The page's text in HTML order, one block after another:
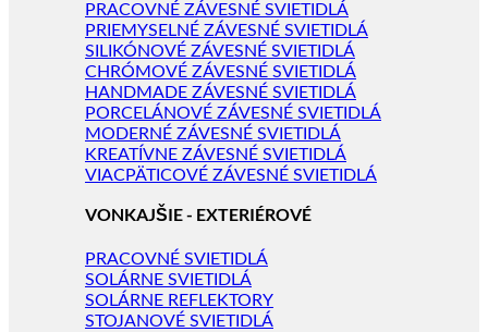
PRACOVNÉ ZÁVESNÉ SVIETIDLÁ
PRIEMYSELNÉ ZÁVESNÉ SVIETIDLÁ
SILIKÓNOVÉ ZÁVESNÉ SVIETIDLÁ
CHRÓMOVÉ ZÁVESNÉ SVIETIDLÁ
HANDMADE ZÁVESNÉ SVIETIDLÁ
PORCELÁNOVÉ ZÁVESNÉ SVIETIDLÁ
MODERNÉ ZÁVESNÉ SVIETIDLÁ
KREATÍVNE ZÁVESNÉ SVIETIDLÁ
VIACPÄTICOVÉ ZÁVESNÉ SVIETIDLÁ
VONKAJŠIE - EXTERIÉROVÉ
PRACOVNÉ SVIETIDLÁ
SOLÁRNE SVIETIDLÁ
SOLÁRNE REFLEKTORY
STOJANOVÉ SVIETIDLÁ